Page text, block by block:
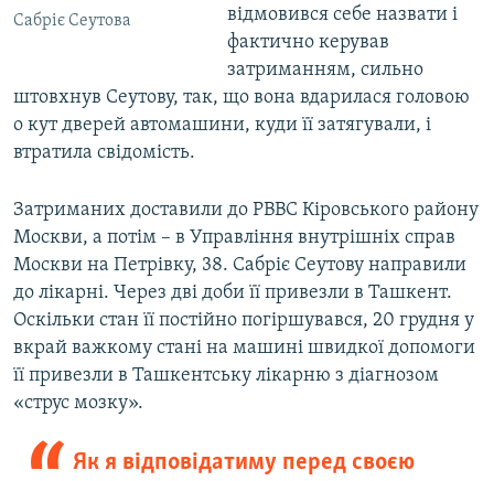
Сабріє Сеутова
відмовився себе назвати і
фактично керував
затриманням, сильно
штовхнув Сеутову, так, що вона вдарилася головою
о кут дверей автомашини, куди її затягували, і
втратила свідомість.
Затриманих доставили до РВВС Кіровського району
Москви, а потім – в Управління внутрішніх справ
Москви на Петрівку, 38. Сабріє Сеутову направили
до лікарні. Через дві доби її привезли в Ташкент.
Оскільки стан її постійно погіршувався, 20 грудня у
вкрай важкому стані на машині швидкої допомоги
її привезли в Ташкентську лікарню з діагнозом
«струс мозку».
Як я відповідатиму перед своєю